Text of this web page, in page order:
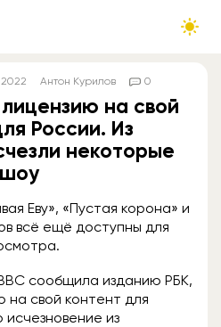
2022 Антон Курилов 0
на свой
России. Из
некоторые
шоу
Еву», «Пустая корона» и
всё ещё доступны для
сообщила изданию РБК,
на свой контент для
исчезновение из